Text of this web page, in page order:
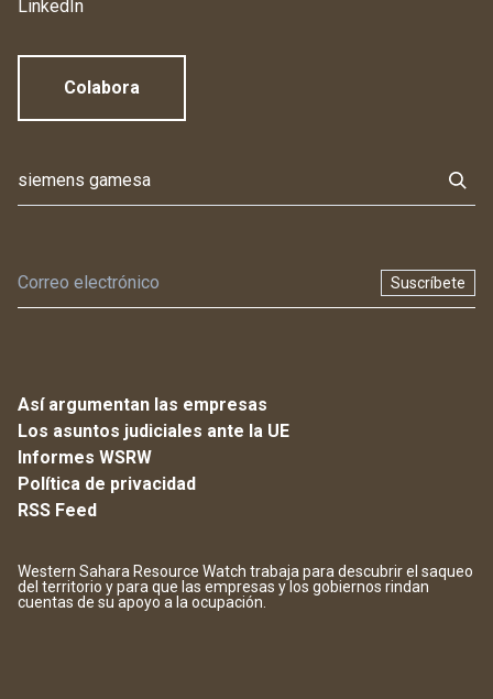
LinkedIn
Colabora
Suscríbete
Así argumentan las empresas
Los asuntos judiciales ante la UE
Informes WSRW
Política de privacidad
RSS Feed
Western Sahara Resource Watch trabaja para descubrir el saqueo
del territorio y para que las empresas y los gobiernos rindan
cuentas de su apoyo a la ocupación.